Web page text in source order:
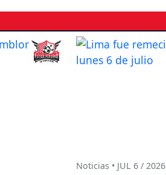
Noticias • JUL 6 / 2026